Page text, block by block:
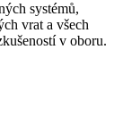
systémů,
vrat a všech
v oboru.